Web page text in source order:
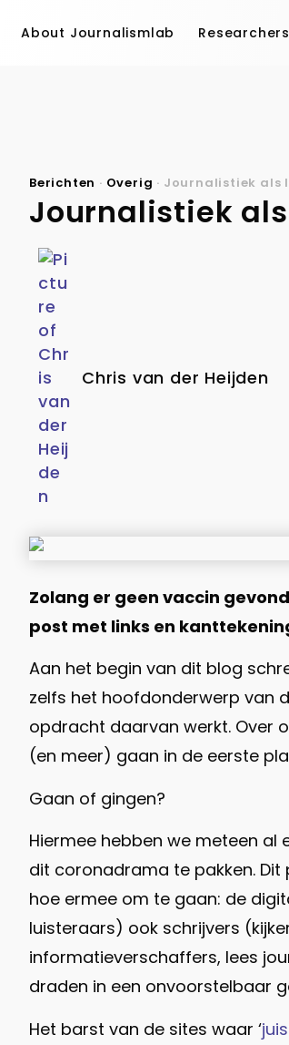
About Journalismlab Researchers
Berichten · Overig · Journalistiek als
Journalistiek
Chris van der Heijden
Zolang er geen vaccin
post met links en
Aan het begin van dit blog
zelfs het hoofdonderwerp van
opdracht daarvan werkt. Over
(en meer) gaan in de eerste
Gaan of gingen?
Hiermee hebben we meteen
dit coronadrama te pakken.
hoe ermee om te gaan: de
luisteraars) ook schrijvers
informatieverschaffers, lees
draden in een onvoorstelbaar
Het barst van de sites waar ‘